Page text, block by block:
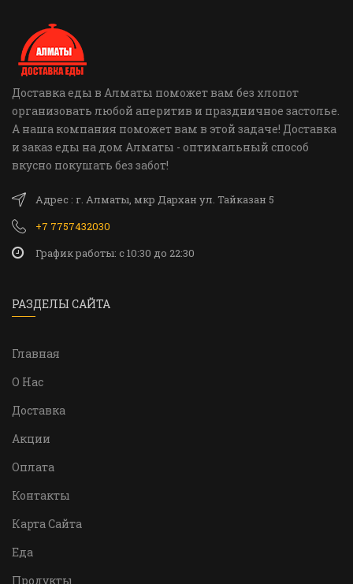
Доставка еды в Алматы поможет вам без хлопот
организовать любой аперитив и праздничное застолье.
А наша компания поможет вам в этой задаче! Доставка
и заказ еды на дом Алматы - оптимальный способ
вкусно покушать без забот!
Адрес : г. Алматы, мкр Дархан ул. Тайказан 5
+7 7757432030
График работы: c 10:30 до 22:30
РАЗДЕЛЫ САЙТА
Главная
О Нас
Доставка
Акции
Оплата
Контакты
Карта Сайта
Еда
Продукты